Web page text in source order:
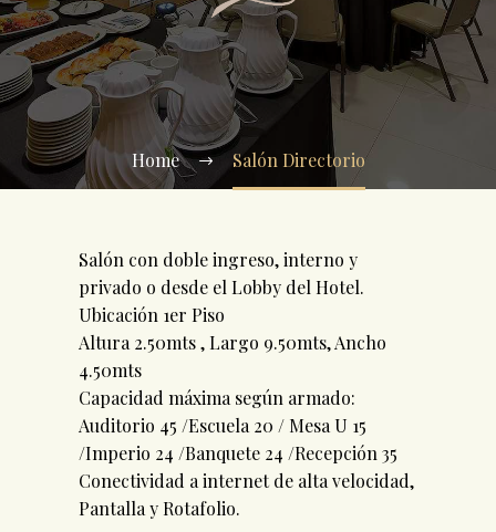
Home Salón Directorio
Salón con doble ingreso, interno y
privado o desde el Lobby del Hotel.
Ubicación 1er Piso
Altura 2.50mts , Largo 9.50mts, Ancho
4.50mts
Capacidad máxima según armado:
Auditorio 45 /Escuela 20 / Mesa U 15
/Imperio 24 /Banquete 24 /Recepción 35
Conectividad a internet de alta velocidad,
Pantalla y Rotafolio.